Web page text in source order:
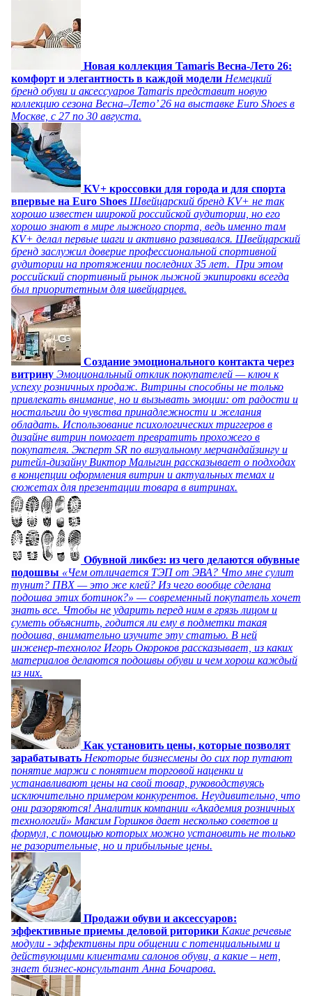
Новая коллекция Tamaris Весна-Лето 26:
комфорт и элегантность в каждой модели Немецкий
бренд обуви и аксессуаров Tamaris представит новую
коллекцию сезона Весна–Лето’ 26 на выставке Euro Shoes в
Москве, с 27 по 30 августа.
KV+ кроссовки для города и для спорта
впервые на Euro Shoes Швейцарский бренд KV+ не так
хорошо известен широкой российской аудитории, но его
хорошо знают в мире лыжного спорта, ведь именно там
KV+ делал первые шаги и активно развивался. Швейцарский
бренд заслужил доверие профессиональной спортивной
аудитории на протяжении последних 35 лет. При этом
российский спортивный рынок лыжной экипировки всегда
был приоритетным для швейцарцев.
Создание эмоционального контакта через
витрину Эмоциональный отклик покупателей — ключ к
успеху розничных продаж. Витрины способны не только
привлекать внимание, но и вызывать эмоции: от радости и
ностальгии до чувства принадлежности и желания
обладать. Использование психологических триггеров в
дизайне витрин помогает превратить прохожего в
покупателя. Эксперт SR по визуальному мерчандайзингу и
ритейл-дизайну Виктор Малыгин рассказывает о подходах
в концепции оформления витрин и актуальных темах и
сюжетах для презентации товара в витринах.
Обувной ликбез: из чего делаются обувные
подошвы «Чем отличается ТЭП от ЭВА? Что мне сулит
тунит? ПВХ — это же клей? Из чего вообще сделана
подошва этих ботинок?» — современный покупатель хочет
знать все. Чтобы не ударить перед ним в грязь лицом и
суметь объяснить, годится ли ему в подметки такая
подошва, внимательно изучите эту статью. В ней
инженер-технолог Игорь Окороков рассказывает, из каких
материалов делаются подошвы обуви и чем хорош каждый
из них.
Как установить цены, которые позволят
зарабатывать Некоторые бизнесмены до сих пор путают
понятие маржи с понятием торговой наценки и
устанавливают цены на свой товар, руководствуясь
исключительно примером конкурентов. Неудивительно, что
они разоряются! Аналитик компании «Академия розничных
технологий» Максим Горшков дает несколько советов и
формул, с помощью которых можно установить не только
не разорительные, но и прибыльные цены.
Продажи обуви и аксессуаров:
эффективные приемы деловой риторики Какие речевые
модули - эффективны при общении с потенциальными и
действующими клиентами салонов обуви, а какие – нет,
знает бизнес-консультант Анна Бочарова.